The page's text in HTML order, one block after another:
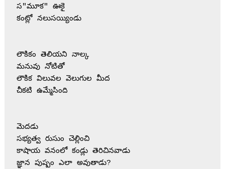
స"మూక" ఊకై
కంట్లో నలుసయ్యిండు
లౌకికం తెలియని నాల్క
మనువు నోటితో
లౌకిక విలువల వెలుగుల మీద
చీకటి ఉమ్మేసింది
మెదడు
సభ్యత్వ రుసుం చెల్లించి
కాషాయ వనంలో కండ్లు తెరిచినవాడు
జ్ఞాన పుష్పం ఎలా అవుతాడు?